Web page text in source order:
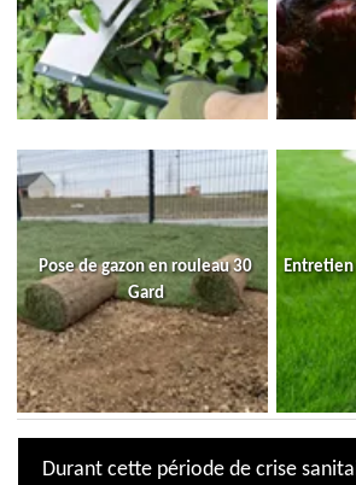
Pose de gazon en rouleau 30
Gard
Durant cette période de crise